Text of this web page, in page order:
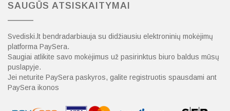
SAUGŪS ATSISKAITYMAI
Svediski.lt bendradarbiauja su didžiausiu elektroninių mokėjimų
platforma PaySera.
Saugiai atlikite savo mokėjimus už pasirinktus biuro baldus mūsų
puslapyje.
Jei neturite PaySera paskyros, galite registruotis spausdami ant
PaySera ikonos